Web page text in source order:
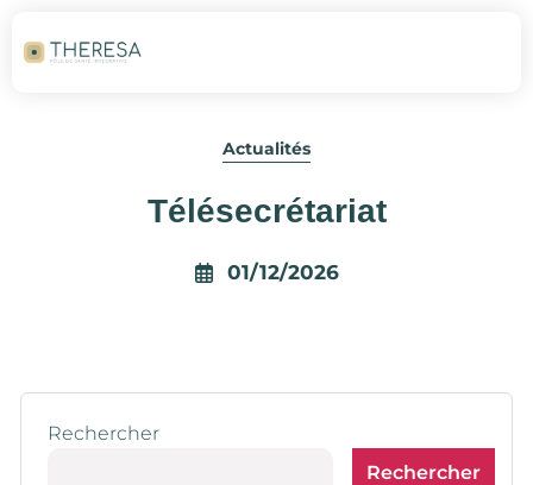
Actualités
Télésecrétariat
01/12/2026
Rechercher
Rechercher